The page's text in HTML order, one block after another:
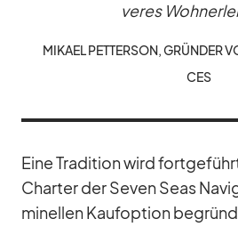
ve­res
MI­KAEL PET­TER­SON, GRÜN­DER
CES
Eine Tra­di­tion wird
Char­ter der Se­ven Seas
mi­nel­len Kauf­op­tion